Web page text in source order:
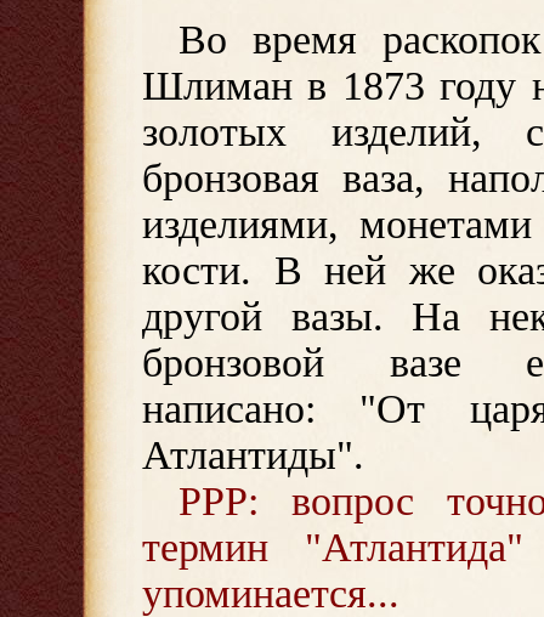
Во время
Шлиман в 1873 году
золотых изделий,
бронзовая ваза,
изделиями,
кости. В ней же
другой вазы. На
бронзовой вазе
написано: "От
Атлантиды".
PPP: вопрос
термин
упоминается...